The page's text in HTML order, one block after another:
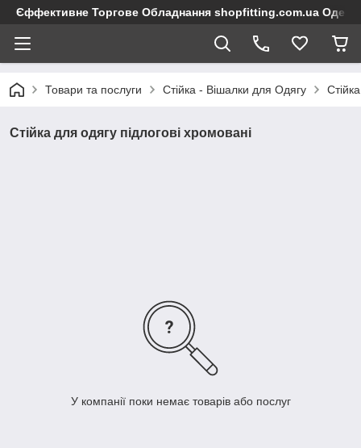
Єффективне Торгове Обладнання shopfitting.com.ua Одеса
Товари та послуги Стійка - Вішалки для Одягу
Стійка для одягу підлогові хромовані
У компанії поки немає товарів або послуг